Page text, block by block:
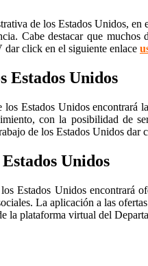
de los Estados Unidos, en
Cabe destacar que
click en el siguiente enlace
Estados Unidos
Estados Unidos encontrará
con la posibilidad de
de los Estados Unidos dar
Unidos
Estados Unidos encontrará
La aplicación a las
la plataforma virtual del